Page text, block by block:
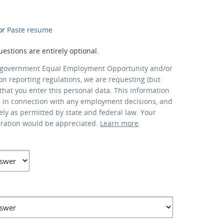
Paste resume
are entirely optional.
Equal Employment Opportunity and/or
reporting regulations, we are requesting (but
you enter this personal data. This information
connection with any employment decisions, and
as permitted by state and federal law. Your
would be appreciated. Learn more.